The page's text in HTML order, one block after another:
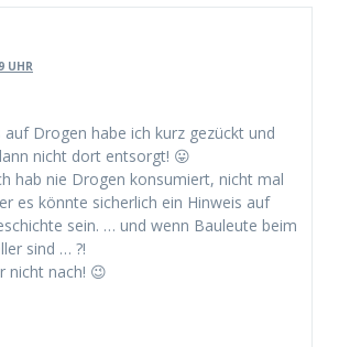
UHR
Drogen habe ich kurz gezückt und
nicht dort entsorgt! 😛
hab nie Drogen konsumiert, nicht mal
es könnte sicherlich ein Hinweis auf
sein. … und wenn Bauleute beim
sind … ?!
nicht nach! 😉